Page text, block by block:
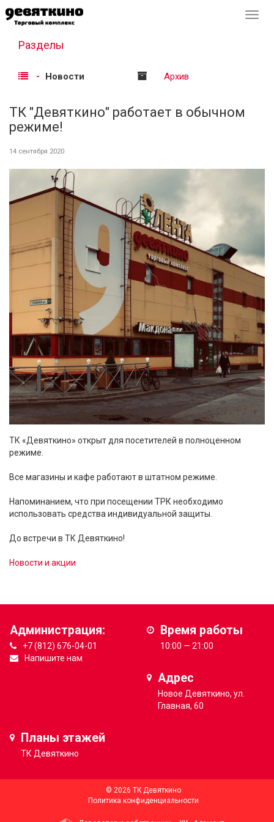
Разделы
Новости Архив
ТК "Девяткино" работает в обычном
режиме!
14 сентября 2020
ТК «Девяткино» открыт для посетителей в полноценном
режиме.
Все магазины и кафе работают в штатном режиме.
Напоминанием, что при посещении ТРК необходимо
использовать средства индивидуальной защиты.⠀
До встречи в ТК Девяткино!
Новости и акции
Администрация:
+7 (812) 676-04-01
Напишите нам
Время работы
10:00 — 21:00
Адрес
Новое Девяткино, ул.
Главная, 60
Планы этажей
ТК Девяткино
© 2026 ТК Девяткино
Политика конфиденциальности